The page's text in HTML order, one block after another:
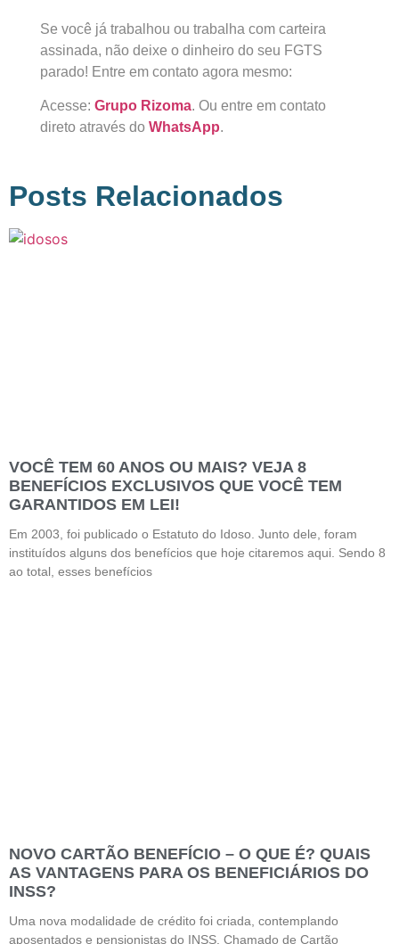
Se você já trabalhou ou trabalha com carteira
assinada, não deixe o dinheiro do seu FGTS
parado! Entre em contato agora mesmo:
Acesse: Grupo Rizoma. Ou entre em contato
direto através do WhatsApp.
Posts Relacionados
VOCÊ TEM 60 ANOS OU MAIS? VEJA 8
BENEFÍCIOS EXCLUSIVOS QUE VOCÊ TEM
GARANTIDOS EM LEI!
Em 2003, foi publicado o Estatuto do Idoso. Junto dele, foram
instituídos alguns dos benefícios que hoje citaremos aqui. Sendo 8
ao total, esses benefícios
NOVO CARTÃO BENEFÍCIO – O QUE É? QUAIS
AS VANTAGENS PARA OS BENEFICIÁRIOS DO
INSS?
Uma nova modalidade de crédito foi criada, contemplando
aposentados e pensionistas do INSS. Chamado de Cartão